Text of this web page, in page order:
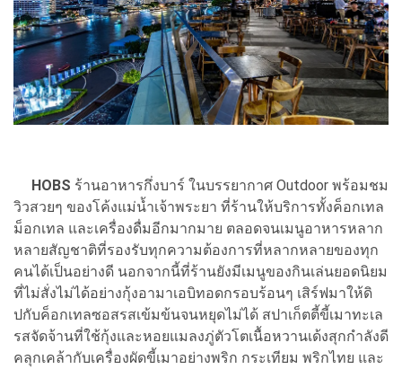
HOBS ร้านอาหารกึ่งบาร์ ในบรรยากาศ Outdoor พร้อมชม
วิวสวยๆ ของโค้งแม่น้ำเจ้าพระยา ที่ร้านให้บริการทั้งค็อกเทล
ม็อกเทล และเครื่องดื่มอีกมากมาย ตลอดจนเมนูอาหารหลาก
หลายสัญชาติที่รองรับทุกความต้องการที่หลากหลายของทุก
คนได้เป็นอย่างดี นอกจากนี้ที่ร้านยังมีเมนูของกินเล่นยอดนิยม
ที่ไม่สั่งไม่ได้อย่างกุ้งอามาเอบิทอดกรอบร้อนๆ เสิร์ฟมาให้ดิ
ปกับค็อกเทลซอสรสเข้มข้นจนหยุดไม่ได้ สปาเก็ตตี้ขี้เมาทะเล
รสจัดจ้านที่ใช้กุ้งและหอยแมลงภู่ตัวโตเนื้อหวานเด้งสุกกำลังดี
คลุกเคล้ากับเครื่องผัดขี้เมาอย่างพริก กระเทียม พริกไทย และ